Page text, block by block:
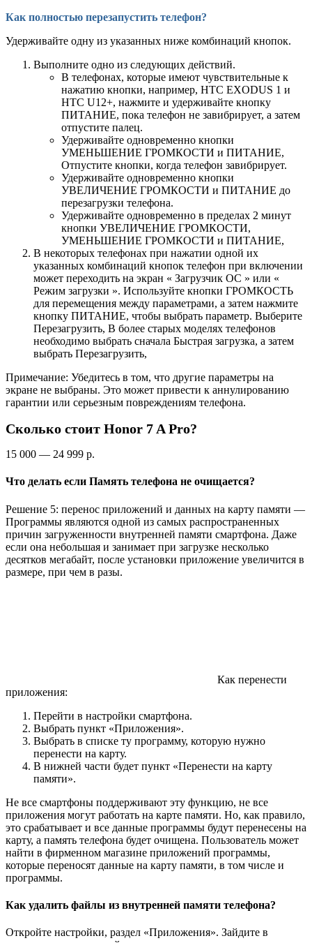
Как полностью перезапустить телефон?
Удерживайте одну из указанных ниже комбинаций кнопок.
Выполните одно из следующих действий.
В телефонах, которые имеют чувствительные к
нажатию кнопки, например, HTC EXODUS 1 и
HTC U12‍+, нажмите и удерживайте кнопку
ПИТАНИЕ, пока телефон не завибрирует, а затем
отпустите палец.
Удерживайте одновременно кнопки
УМЕНЬШЕНИЕ ГРОМКОСТИ и ПИТАНИЕ,
Отпустите кнопки, когда телефон завибрирует.
Удерживайте одновременно кнопки
УВЕЛИЧЕНИЕ ГРОМКОСТИ и ПИТАНИЕ до
перезагрузки телефона.
Удерживайте одновременно в пределах 2 минут
кнопки УВЕЛИЧЕНИЕ ГРОМКОСТИ,
УМЕНЬШЕНИЕ ГРОМКОСТИ и ПИТАНИЕ,
В некоторых телефонах при нажатии одной их
указанных комбинаций кнопок телефон при включении
может переходить на экран « Загрузчик ОС » или «
Режим загрузки ». Используйте кнопки ГРОМКОСТЬ
для перемещения между параметрами, а затем нажмите
кнопку ПИТАНИЕ, чтобы выбрать параметр. Выберите
Перезагрузить, В более старых моделях телефонов
необходимо выбрать сначала Быстрая загрузка, а затем
выбрать Перезагрузить,
Примечание: Убедитесь в том, что другие параметры на
экране не выбраны. Это может привести к аннулированию
гарантии или серьезным повреждениям телефона.
Сколько стоит Honor 7 A Pro?
15 000 — 24 999 р.
Что делать если Память телефона не очищается?
Решение 5: перенос приложений и данных на карту памяти —
Программы являются одной из самых распространенных
причин загруженности внутренней памяти смартфона. Даже
если она небольшая и занимает при загрузке несколько
десятков мегабайт, после установки приложение увеличится в
размере, при чем в разы.
Как перенести
приложения:
Перейти в настройки смартфона.
Выбрать пункт «Приложения».
Выбрать в списке ту программу, которую нужно
перенести на карту.
В нижней части будет пункт «Перенести на карту
памяти».
Не все смартфоны поддерживают эту функцию, не все
приложения могут работать на карте памяти. Но, как правило,
это срабатывает и все данные программы будут перенесены на
карту, а память телефона будет очищена. Пользователь может
найти в фирменном магазине приложений программы,
которые переносят данные на карту памяти, в том числе и
программы.
Как удалить файлы из внутренней памяти телефона?
Откройте настройки, раздел «Приложения». Зайдите в